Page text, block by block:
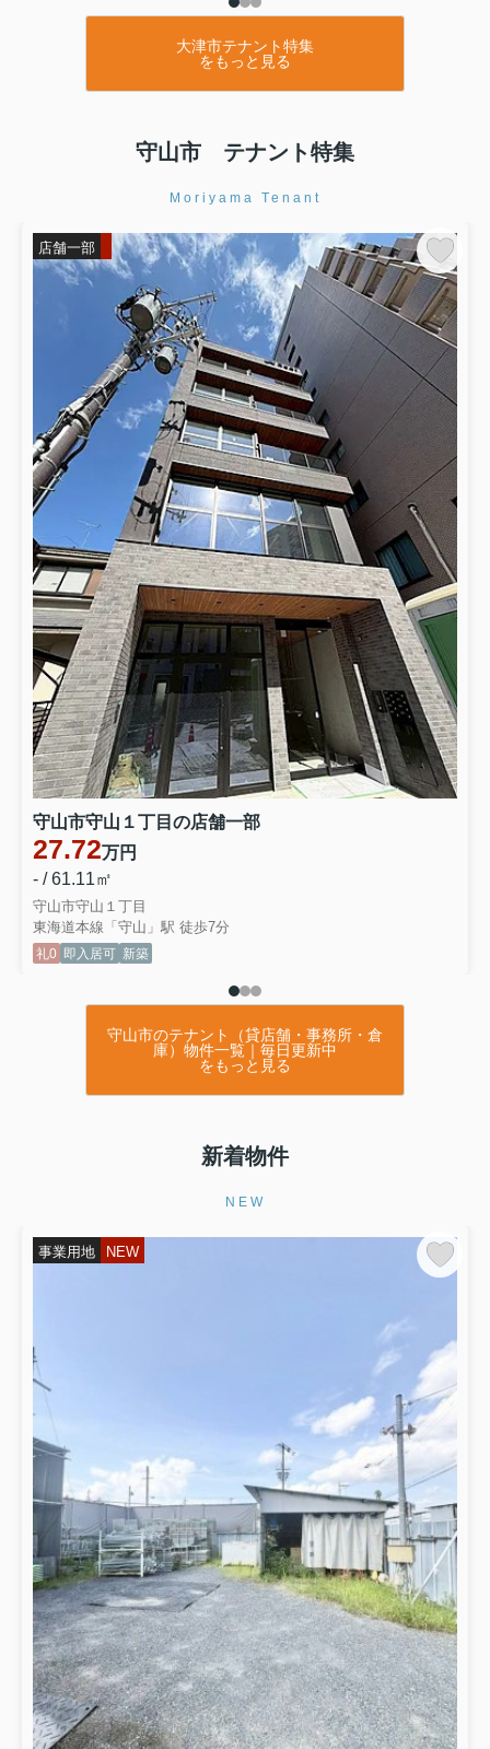
大津市テナント特集
をもっと見る
守山市 テナント特集
Moriyama Tenant
店舗一部
守山市守山１丁目の店舗一部
27.72万円
- / 61.11㎡
守山市守山１丁目
東海道本線「守山」駅 徒歩7分
礼0 即入居可 新築
守山市のテナント（貸店舗・事務所・倉
庫）物件一覧｜毎日更新中
をもっと見る
新着物件
NEW
事業用地 NEW